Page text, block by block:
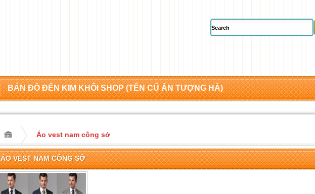
BẢN ĐỒ ĐẾN KIM KHÔI SHOP (TÊN CŨ ẤN TƯỢNG HÀ)
Áo vest nam công sở
ÁO VEST NAM CÔNG SỞ